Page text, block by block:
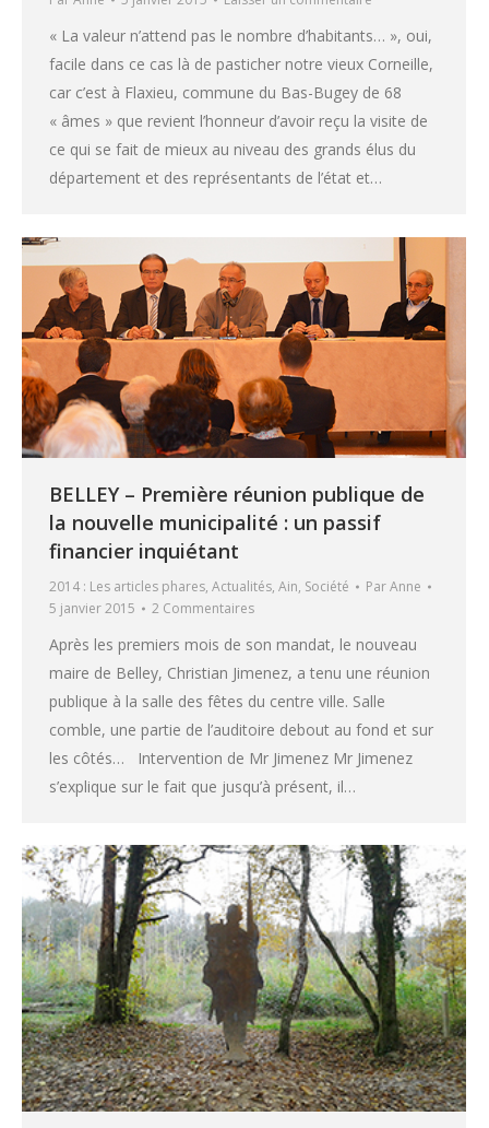
« La valeur n’attend pas le nombre d’habitants… », oui,
facile dans ce cas là de pasticher notre vieux Corneille,
car c’est à Flaxieu, commune du Bas-Bugey de 68
« âmes » que revient l’honneur d’avoir reçu la visite de
ce qui se fait de mieux au niveau des grands élus du
département et des représentants de l’état et…
BELLEY – Première réunion publique de
la nouvelle municipalité : un passif
financier inquiétant
2014 : Les articles phares, Actualités, Ain, Société ParAnne
5 janvier 2015
2 Commentaires
Après les premiers mois de son mandat, le nouveau
maire de Belley, Christian Jimenez, a tenu une réunion
publique à la salle des fêtes du centre ville. Salle
comble, une partie de l’auditoire debout au fond et sur
les côtés… Intervention de Mr Jimenez Mr Jimenez
s’explique sur le fait que jusqu’à présent, il…